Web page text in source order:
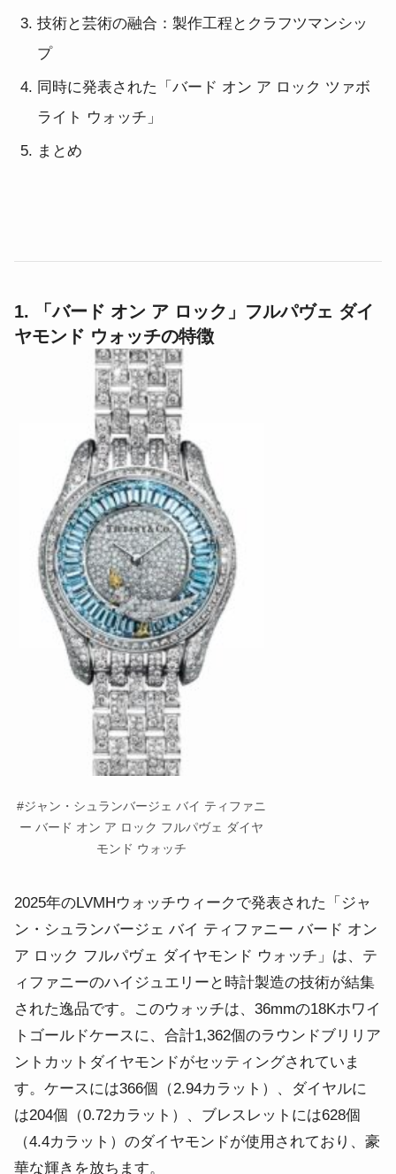
技術と芸術の融合：製作工程とクラフツマンシッ
プ
同時に発表された「バード オン ア ロック ツァボ
ライト ウォッチ」
まとめ
1. 「バード オン ア ロック」フルパヴェ ダイ
ヤモンド ウォッチの特徴
#ジャン・シュランバージェ バイ ティファニ
ー バード オン ア ロック フルパヴェ ダイヤ
モンド ウォッチ
2025年のLVMHウォッチウィークで発表された「ジャ
ン・シュランバージェ バイ ティファニー バード オン
ア ロック フルパヴェ ダイヤモンド ウォッチ」は、テ
ィファニーのハイジュエリーと時計製造の技術が結集
された逸品です。 このウォッチは、36mmの18Kホワイ
トゴールドケースに、合計1,362個のラウンドブリリア
ントカットダイヤモンドがセッティングされていま
す。ケースには366個（2.94カラット）、ダイヤルに
は204個（0.72カラット）、ブレスレットには628個
（4.4カラット）のダイヤモンドが使用されており、豪
華な輝きを放ちます。